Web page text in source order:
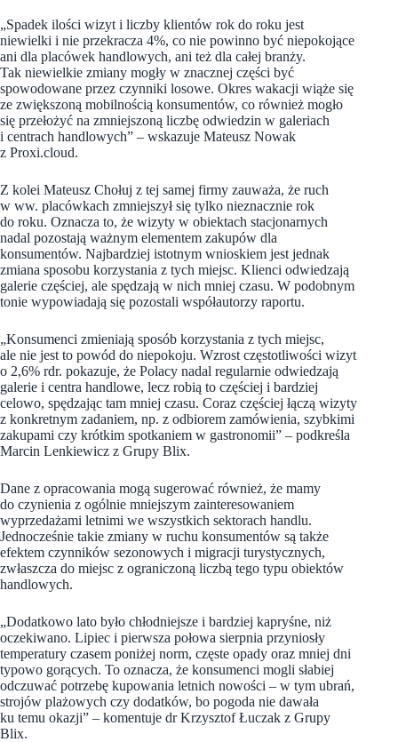
„Spadek ilości wizyt i liczby klientów rok do roku jest
niewielki i nie przekracza 4%, co nie powinno być niepokojące
ani dla placówek handlowych, ani też dla całej branży.
Tak niewielkie zmiany mogły w znacznej części być
spowodowane przez czynniki losowe. Okres wakacji wiąże się
ze zwiększoną mobilnością konsumentów, co również mogło
się przełożyć na zmniejszoną liczbę odwiedzin w galeriach
i centrach handlowych” – wskazuje Mateusz Nowak
z Proxi.cloud.
Z kolei Mateusz Chołuj z tej samej firmy zauważa, że ruch
w ww. placówkach zmniejszył się tylko nieznacznie rok
do roku. Oznacza to, że wizyty w obiektach stacjonarnych
nadal pozostają ważnym elementem zakupów dla
konsumentów. Najbardziej istotnym wnioskiem jest jednak
zmiana sposobu korzystania z tych miejsc. Klienci odwiedzają
galerie częściej, ale spędzają w nich mniej czasu. W podobnym
tonie wypowiadają się pozostali współautorzy raportu.
„Konsumenci zmieniają sposób korzystania z tych miejsc,
ale nie jest to powód do niepokoju. Wzrost częstotliwości wizyt
o 2,6% rdr. pokazuje, że Polacy nadal regularnie odwiedzają
galerie i centra handlowe, lecz robią to częściej i bardziej
celowo, spędzając tam mniej czasu. Coraz częściej łączą wizyty
z konkretnym zadaniem, np. z odbiorem zamówienia, szybkimi
zakupami czy krótkim spotkaniem w gastronomii” – podkreśla
Marcin Lenkiewicz z Grupy Blix.
Dane z opracowania mogą sugerować również, że mamy
do czynienia z ogólnie mniejszym zainteresowaniem
wyprzedażami letnimi we wszystkich sektorach handlu.
Jednocześnie takie zmiany w ruchu konsumentów są także
efektem czynników sezonowych i migracji turystycznych,
zwłaszcza do miejsc z ograniczoną liczbą tego typu obiektów
handlowych.
„Dodatkowo lato było chłodniejsze i bardziej kapryśne, niż
oczekiwano. Lipiec i pierwsza połowa sierpnia przyniosły
temperatury czasem poniżej norm, częste opady oraz mniej dni
typowo gorących. To oznacza, że konsumenci mogli słabiej
odczuwać potrzebę kupowania letnich nowości – w tym ubrań,
strojów plażowych czy dodatków, bo pogoda nie dawała
ku temu okazji” – komentuje dr Krzysztof Łuczak z Grupy
Blix.